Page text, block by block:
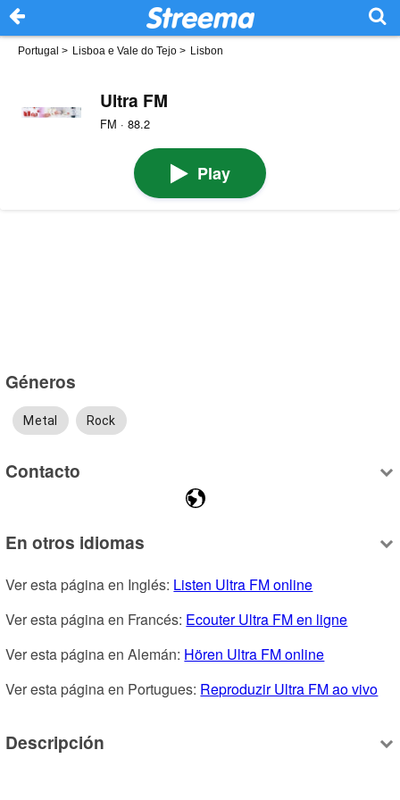
Portugal > Lisboa e Vale do Tejo > Lisbon
Ultra FM
FM · 88.2
Play
Géneros
Metal Rock
Contacto
En otros idiomas
Ver esta página en Inglés: Listen Ultra FM online
Ver esta página en Francés: Ecouter Ultra FM en ligne
Ver esta página en Alemán: Hören Ultra FM online
Ver esta página en Portugues: Reproduzir Ultra FM ao vivo
Descripción